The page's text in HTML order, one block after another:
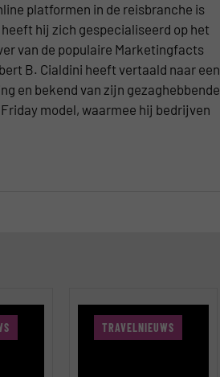
platformen in de reisbranche is
hij zich gespecialiseerd op het
van de populaire Marketingfacts
B. Cialdini heeft vertaald naar een
en bekend van zijn gezaghebbende
model, waarmee hij bedrijven
TRAVELNIEUWS